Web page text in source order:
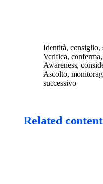
Identità, consiglio,
Verifica, conferma,
Awareness,
Ascolto,
successivo
Related content